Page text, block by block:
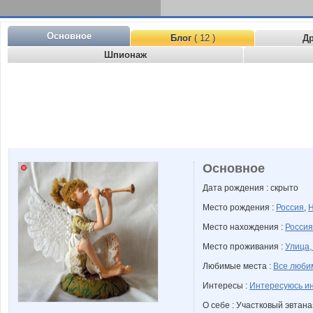
Основное Блог( 12 )
Шпионаж
Основное
Дата рождения : скрыто
Место рождения : Россия,
Место нахождения : Россия
Место проживания :
Любимые места : Все
Интересы : Интересуюсь
О себе : Участковый